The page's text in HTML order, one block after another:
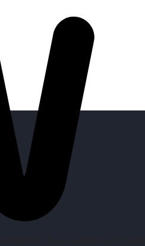
de sus objetivos es